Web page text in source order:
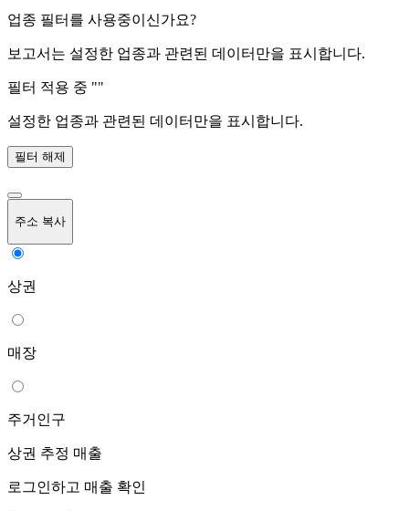
업종 필터를 사용중이신가요?
보고서는 설정한 업종과 관련된 데이터만을 표시합니다.
필터 적용 중 ""
설정한 업종과 관련된 데이터만을 표시합니다.
필터 해제
주소 복사
상권
매장
주거인구
상권 추정 매출
로그인하고 매출 확인